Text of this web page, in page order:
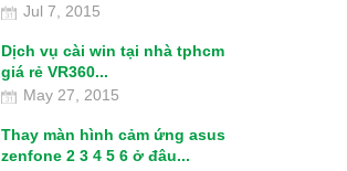
Jul 7, 2015
Dịch vụ cài win tại nhà tphcm
giá rẻ VR360...
May 27, 2015
Thay màn hình cảm ứng asus
zenfone 2 3 4 5 6 ở đâu...